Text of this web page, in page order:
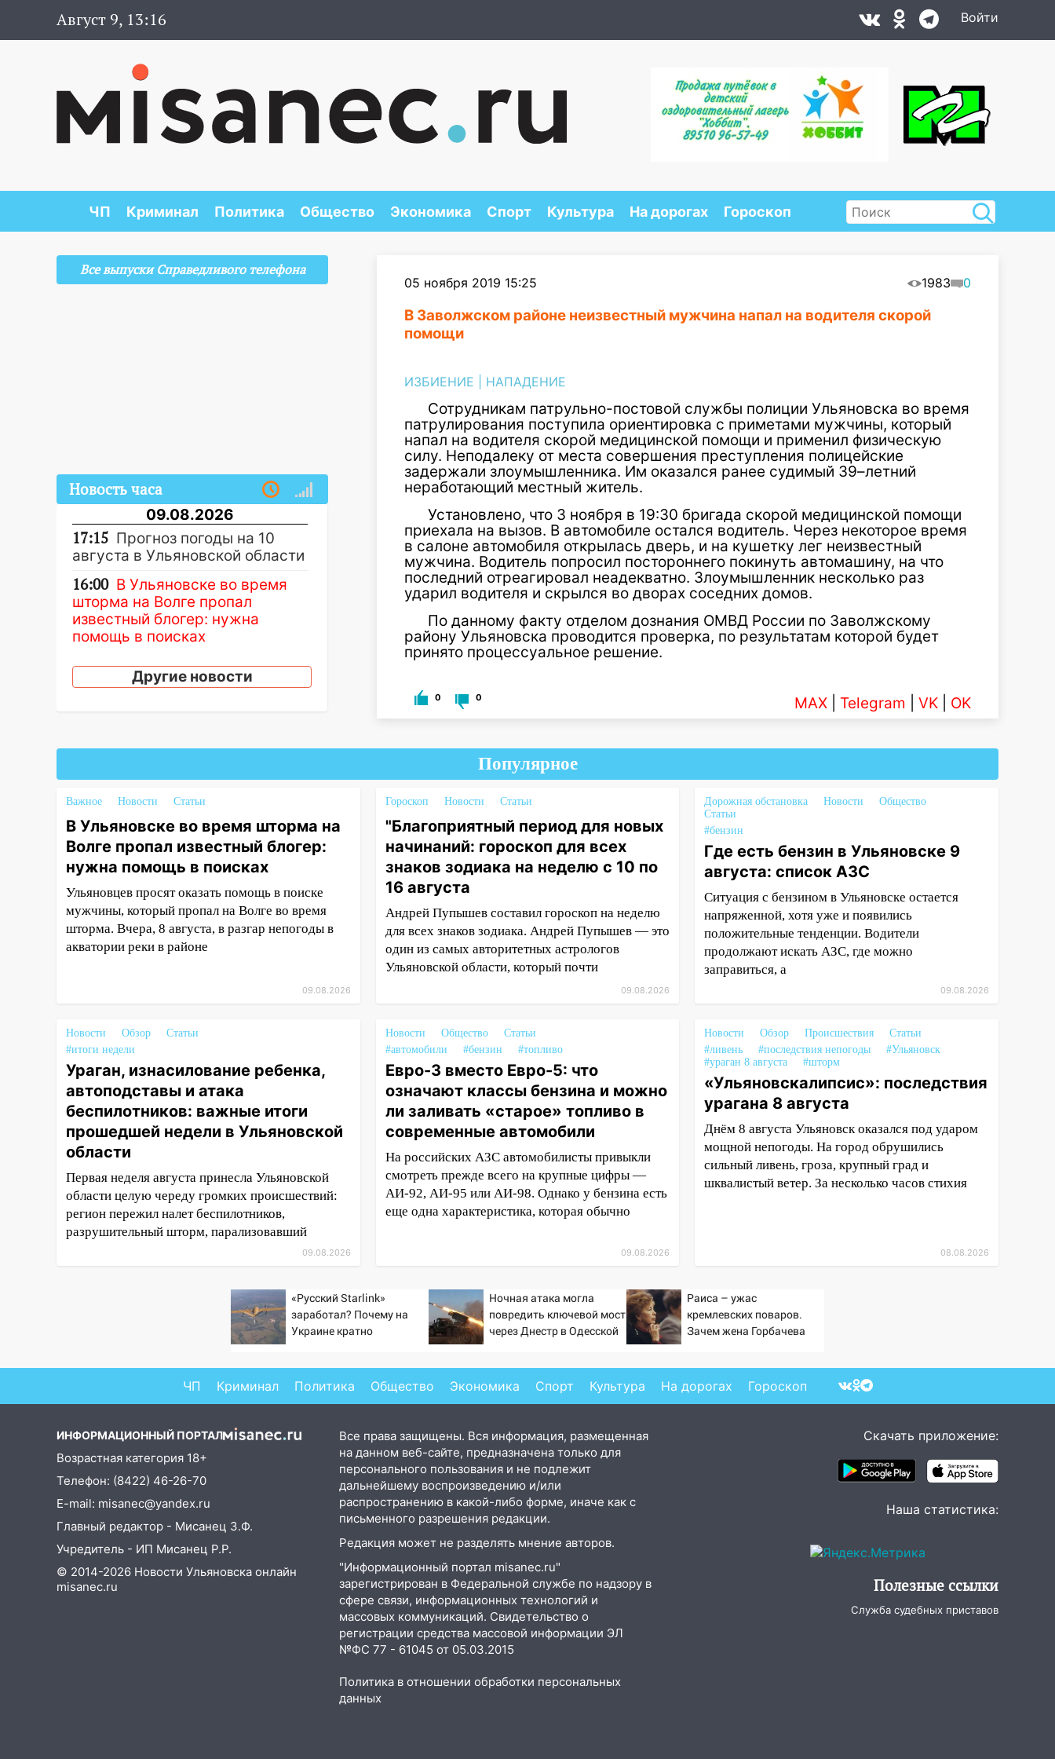
Август 9, 13:16 Войти
ЧП Криминал Политика Общество Экономика Спорт Культура На дорогах Гороскоп
05 ноября 2019 15:25 1983 0
В Заволжском районе неизвестный мужчина напал на водителя скорой
помощи
ИЗБИЕНИЕ НАПАДЕНИЕ
Сотрудникам патрульно-постовой службы полиции Ульяновска во время
патрулирования поступила ориентировка с приметами мужчины, который
напал на водителя скорой медицинской помощи и применил физическую
силу. Неподалеку от места совершения преступления полицейские
задержали злоумышленника. Им оказался ранее судимый 39–летний
неработающий местный житель.
Установлено, что 3 ноября в 19:30 бригада скорой медицинской помощи
приехала на вызов. В автомобиле остался водитель. Через некоторое время
в салоне автомобиля открылась дверь, и на кушетку лег неизвестный
мужчина. Водитель попросил постороннего покинуть автомашину, на что
последний отреагировал неадекватно. Злоумышленник несколько раз
ударил водителя и скрылся во дворах соседних домов.
По данному факту отделом дознания ОМВД России по Заволжскому
району Ульяновска проводится проверка, по результатам которой будет
принято процессуальное решение.
0 0 MAX Telegram VK OK
Все выпуски Справедливого телефона
Новость часа
09.08.2026
17:15 Прогноз погоды на 10
августа в Ульяновской области
16:00 В Ульяновске во время
шторма на Волге пропал
известный блогер: нужна
помощь в поисках
15:28 Соцсети: на «Ауди» упало
дерево в Новом городе
том, с какими сложностями
сталкиваются молодые мамы
13:02 Соцсети: на улице Розы
Люксембург дерево упало на
автомобиль
13:00
для новых начинаний: гороскоп
для всех знаков зодиака на
неделю с 10 по 16 августа
12:57
В Ульяновской области
ожидается крупный град
12:11 Где есть бензин в
Ульяновске 9 августа: список
АЗС
11:55 Соцсети: светофор упал
на машину во время сильного
ливня в Ульяновске
11:00 В Ульяновской области
люди в СНТ сидят без света
заблокировано движение
трамваев в Ульяновске
Ураган, изнасилование
ребенка, автоподставы и атака
прошедшей недели в
Ульяновской области
08:20 В Ульяновске
восстановили трамвайную и
троллейбусную
инфраструктуру после шторма.
08:19 Внимание! В
Цильнинском районе пропал
67-летний мужчина
Другие новости
Популярное
Важное Новости Статьи
В Ульяновске во время шторма на
Волге пропал известный блогер:
нужна помощь в поисках
Ульяновцев просят оказать помощь в поиске
мужчины, который пропал на Волге во время
шторма. Вчера, 8 августа, в разгар непогоды в
акватории реки в районе
09.08.2026
Гороскоп Новости Статьи
"Благоприятный период для новых
начинаний: гороскоп для всех
знаков зодиака на неделю с 10 по
16 августа
Андрей Пупышев составил гороскоп на неделю
для всех знаков зодиака. Андрей Пупышев — это
один из самых авторитетных астрологов
Ульяновской области, который почти
09.08.2026
Дорожная обстановка Новости
Общество
Статьи
#бензин
Где есть бензин в Ульяновске 9
августа: список АЗС
Ситуация с бензином в Ульяновске остается
напряженной, хотя уже и появились
положительные тенденции. Водители
продолжают искать АЗС, где можно
заправиться, а
09.08.2026
Новости Обзор
Статьи
#итоги недели
Ураган, изнасилование ребенка,
автоподставы и атака
беспилотников: важные итоги
прошедшей недели в Ульяновской
области
Первая неделя августа принесла Ульяновской
области целую череду громких происшествий:
регион пережил налет беспилотников,
разрушительный шторм, парализовавший
09.08.2026
Новости Общество
Статьи
#автомобили
#бензин #топливо
Евро-3 вместо Евро-5: что
означают классы бензина и можно
ли заливать «старое» топливо в
современные автомобили
На российских АЗС автомобилисты привыкли
смотреть прежде всего на крупные цифры —
АИ-92, АИ-95 или АИ-98. Однако у бензина есть
еще одна характеристика, которая обычно
09.08.2026
Новости Обзор Происшествия
Статьи
#ливень
#последствия непогоды
#Ульяновск
#ураган 8 августа
#шторм
«Ульяновскалипсис»: последствия
урагана 8 августа
Днём 8 августа Ульяновск оказался под ударом
мощной непогоды. На город обрушились
сильный ливень, гроза, крупный град и
шквалистый ветер. За несколько часов стихия
08.08.2026
«Русский Starlink»
заработал? Почему на
Украине кратно
ВСУ
Ночная атака могла
повредить ключевой мост
через Днестр в Одесской
Раиса – ужас
кремлевских поваров.
Зачем жена Горбачева
ЧП Криминал Политика Общество Экономика Спорт Культура На дорогах Гороскоп
ИНФОРМАЦИОННЫЙ ПОРТАЛ
Возрастная категория 18+
Телефон: (8422) 46-26-70
E-mail: misanec@yandex.ru
Главный редактор - Мисанец З.Ф.
Учредитель - ИП Мисанец Р.Р.
© 2014-2026 Новости Ульяновска онлайн
misanec.ru
Все права защищены. Вся информация, размещенная
на данном веб-сайте, предназначена только для
персонального пользования и не подлежит
дальнейшему воспроизведению и/или
распространению в какой-либо форме, иначе как с
письменного разрешения редакции.
Редакция может не разделять мнение авторов.
"Информационный портал misanec.ru"
зарегистрирован в Федеральной службе по надзору в
сфере связи, информационных технологий и
массовых коммуникаций. Свидетельство о
регистрации средства массовой информации ЭЛ
№ФС 77 - 61045 от 05.03.2015
Политика в отношении обработки персональных
данных
Скачать приложение:
Наша статистика:
Полезные ссылки
Служба судебных приставов